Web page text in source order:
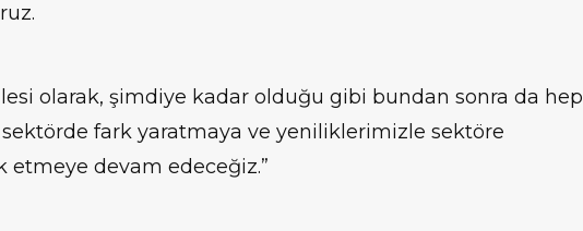
olarak, şimdiye kadar olduğu gibi bundan sonra da hep
fark yaratmaya ve yeniliklerimizle sektöre
etmeye devam edeceğiz.”